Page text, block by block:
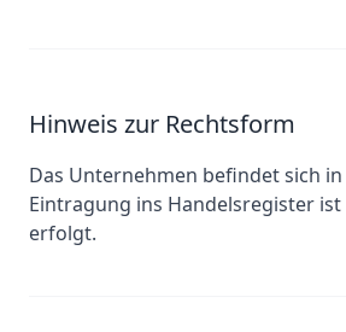
Hinweis zur Rechtsform
Das Unternehmen befindet sich
Eintragung ins Handelsregister
erfolgt.